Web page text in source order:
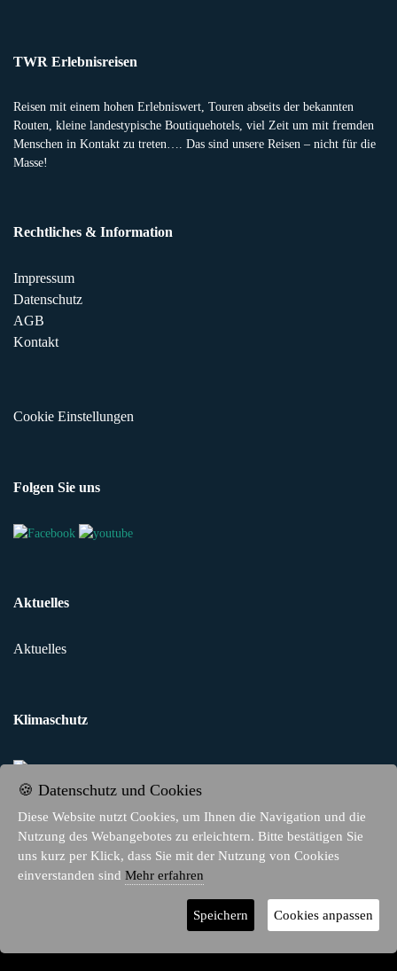
TWR Erlebnisreisen
Reisen mit einem hohen Erlebniswert, Touren abseits der bekannten
Routen, kleine landestypische Boutiquehotels, viel Zeit um mit fremden
Menschen in Kontakt zu treten…. Das sind unsere Reisen – nicht für die
Masse!
Rechtliches & Information
Impressum
Datenschutz
AGB
Kontakt
Cookie Einstellungen
Folgen Sie uns
Aktuelles
Aktuelles
Klimaschutz
🍪 Datenschutz und Cookies
Diese Website nutzt Cookies, um Ihnen die Navigation und die
Nutzung des Webangebotes zu erleichtern. Bitte bestätigen Sie
uns kurz per Klick, dass Sie mit der Nutzung von Cookies
einverstanden sind Mehr erfahren
Speichern Cookies anpassen